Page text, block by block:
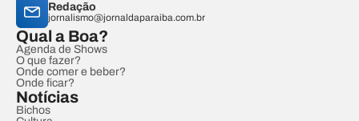
Redação
jornalismo@jornaldaparaiba.com.br
Qual a Boa?
Agenda de Shows
O que fazer?
Onde comer e beber?
Onde ficar?
Notícias
Bichos